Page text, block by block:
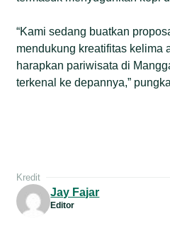
“Kami sedang buatkan
mendukung kreatifitas kelima
harapkan pariwisata di
terkenal ke depannya,”
Kredit
Jay Fajar
Editor